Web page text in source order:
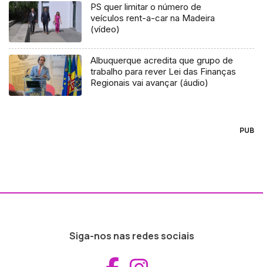
PS quer limitar o número de
veículos rent-a-car na Madeira
(vídeo)
Albuquerque acredita que grupo de
trabalho para rever Lei das Finanças
Regionais vai avançar (áudio)
PUB
Siga-nos nas redes sociais